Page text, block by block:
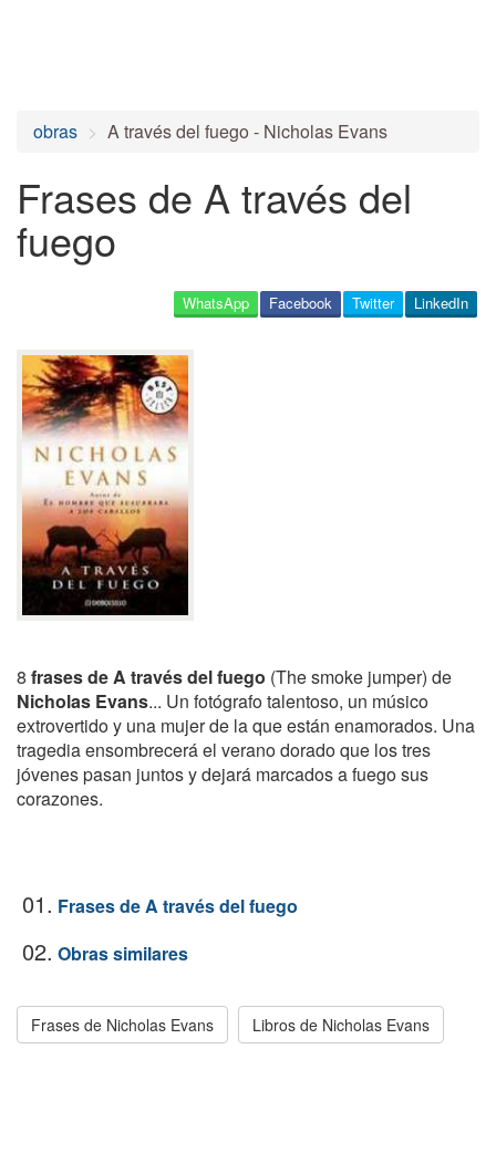
obras A través del fuego - Nicholas Evans
Frases de A través del
fuego
LinkedIn
Twitter
Facebook
WhatsApp
8 frases de A través del fuego (The smoke jumper) de
Nicholas Evans... Un fotógrafo talentoso, un músico
extrovertido y una mujer de la que están enamorados. Una
tragedia ensombrecerá el verano dorado que los tres
jóvenes pasan juntos y dejará marcados a fuego sus
corazones.
01. Frases de A través del fuego
02. Obras similares
Frases de Nicholas Evans Libros de Nicholas Evans